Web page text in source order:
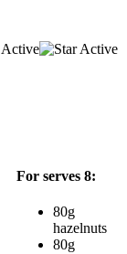
For serves 8:
80g
hazelnuts
80g